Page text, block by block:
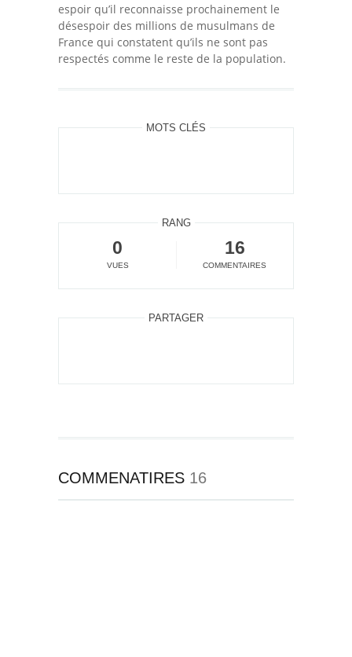
espoir qu’il reconnaisse prochainement le
désespoir des millions de musulmans de
France qui constatent qu’ils ne sont pas
respectés comme le reste de la population.
MOTS CLÉS
RANG
0
VUES
16
COMMENTAIRES
PARTAGER
COMMENATIRES 16